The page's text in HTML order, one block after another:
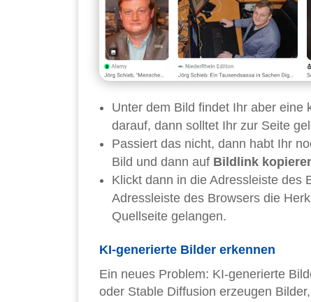
Unter dem Bild findet Ihr aber eine
darauf, dann solltet Ihr zur Seite
Passiert das nicht, dann habt Ihr
Bild und dann auf Bildlink
Klickt dann in die Adressleiste des
Adressleiste des Browsers die
Quellseite gelangen.
KI-generierte Bilder erkennen
Ein neues Problem: KI-generierte
oder Stable Diffusion erzeugen